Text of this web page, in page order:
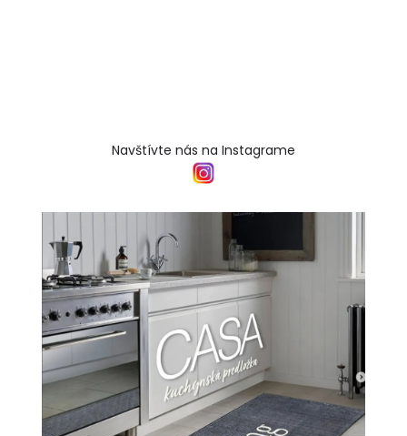
Navštívte nás na Instagrame